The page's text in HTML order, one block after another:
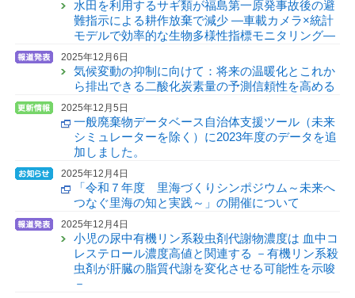
水田を利用するサギ類が福島第一原発事故後の避
難指示による耕作放棄で減少 —車載カメラ×統計
モデルで効率的な生物多様性指標モニタリング—
2025年12月6日
気候変動の抑制に向けて：将来の温暖化とこれか
ら排出できる二酸化炭素量の予測信頼性を高める
2025年12月5日
一般廃棄物データベース自治体支援ツール（未来
シミュレーターを除く）に2023年度のデータを追
加しました。
2025年12月4日
「令和７年度 里海づくりシンポジウム～未来へ
つなぐ里海の知と実践～」の開催について
2025年12月4日
小児の尿中有機リン系殺虫剤代謝物濃度は 血中コ
レステロール濃度高値と関連する －有機リン系殺
虫剤が肝臓の脂質代謝を変化させる可能性を示唆
－